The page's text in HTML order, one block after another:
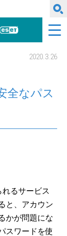
式会社
キュリティ情報局
ESET
2020.3.26
なパス
るサービス
と、アカウン
かが問題にな
スワードを使